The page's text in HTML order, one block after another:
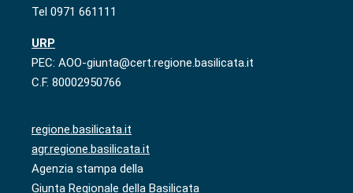
Tel 0971 661111
URP
PEC: AOO-giunta@cert.regione.basilicata.it
C.F. 80002950766
regione.basilicata.it
agr.regione.basilicata.it
Agenzia stampa della
Giunta Regionale della Basilicata